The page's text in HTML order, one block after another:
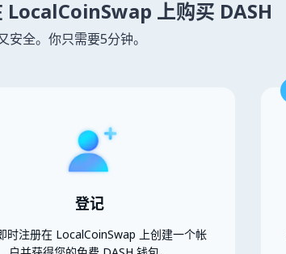
LocalCoinSwap 上购买 DASH
安全。你只需要5分钟。
登记
时注册在 LocalCoinSwap 上创建一个帐